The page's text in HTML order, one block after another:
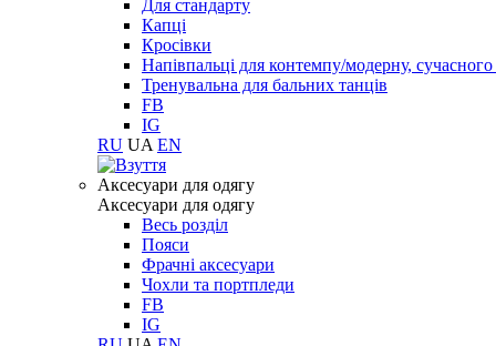
Для стандарту
Капці
Кросівки
Напівпальці для контемпу/модерну,
Тренувальна для бальних танців
FB
IG
RU UA EN
Aксесуари для одягу
Aксесуари для одягу
Весь розділ
Пояси
Фрачні аксесуари
Чохли та портпледи
FB
IG